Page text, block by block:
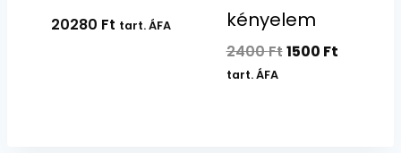
20280 Ft tart. ÁFA
kényelem
2400FtOriginal
1500 FtCurrent
tart. ÁFA